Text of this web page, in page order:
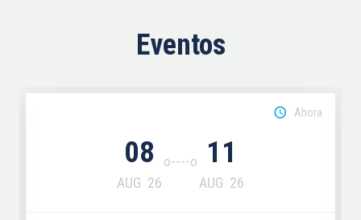
Eventos
08
AUG 26
11
AUG 26
Ahora